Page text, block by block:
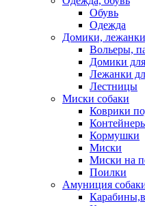
Обувь
Одежда
Домики,
Вольеры,
Домики
Лежанки
Лестницы
Миски собаки
Коврики
Кормушки
Миски
Миски на
Поилки
Амуниция